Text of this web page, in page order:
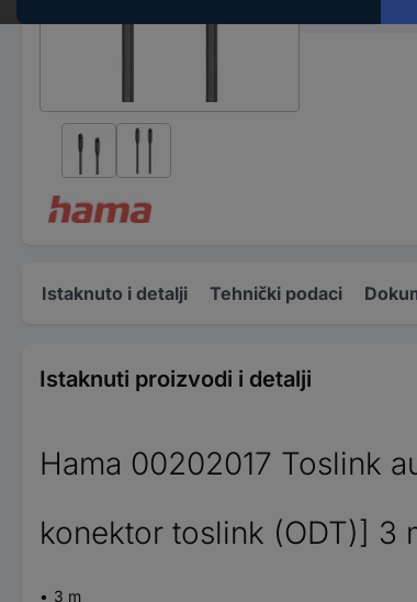
Istaknuto i detalji Tehnički podaci
Istaknuti proizvodi i detalji
Hama 00202017 Toslink
konektor toslink (ODT)] 3
3 m